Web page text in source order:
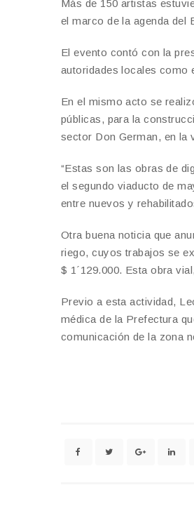
Más de 150 artistas
el marco de la agenda del
El evento contó con la
autoridades locales como
En el mismo acto se
públicas, para la
sector Don German, en la
“Estas son las obras de
el segundo viaducto de
entre nuevos y
Otra buena noticia que
riego, cuyos trabajos se
$ 1´129.000. Esta obra
Previo a esta actividad,
médica de la Prefectura
comunicación de la zona